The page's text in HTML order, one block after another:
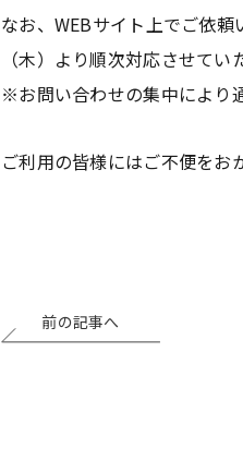
なお、WEBサイト上でご依
（木）より順次対応させてい
※お問い合わせの集中により
ご利用の皆様にはご不便をお
前の記事へ